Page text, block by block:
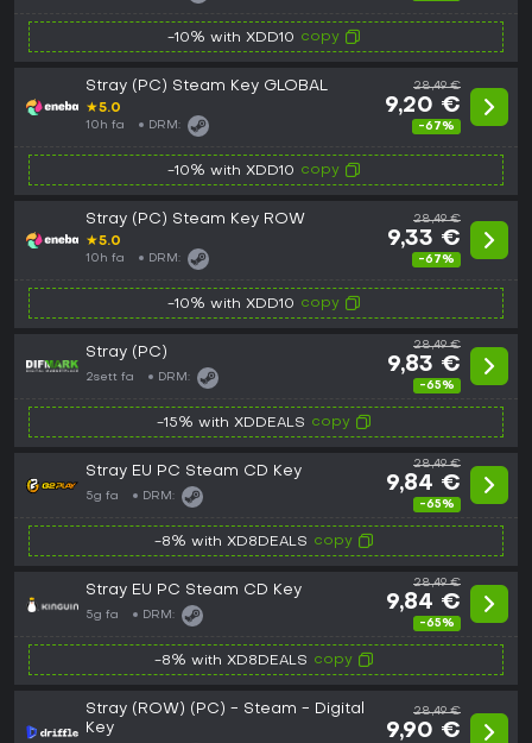
-10% with XDD10 copy
Stray (PC) Steam Key GLOBAL
★5.0
10h fa DRM:
28,49 €
9,20 €
-67%
-10% with XDD10 copy
Stray (PC) Steam Key ROW
★5.0
10h fa DRM:
28,49 €
9,33 €
-67%
-10% with XDD10 copy
Stray (PC)
2sett fa DRM:
28,49 €
9,83 €
-65%
-15% with XDDEALS copy
Stray EU PC Steam CD Key
5g fa DRM:
28,49 €
9,84 €
-65%
-8% with XD8DEALS copy
Stray EU PC Steam CD Key
5g fa DRM:
28,49 €
9,84 €
-65%
-8% with XD8DEALS copy
Stray (ROW) (PC) - Steam - Digital
Key
28,49 €
9,90 €